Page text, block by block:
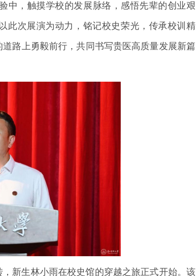
中，触摸学校的发展脉络，感悟先辈的创业艰
此次展演为动力，铭记校史荣光，传承校训精
路上勇毅前行，共同书写贵医高质量发展新篇
新生林小雨在校史馆的穿越之旅正式开始。该